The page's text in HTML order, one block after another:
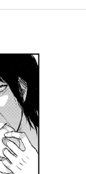
「クマ